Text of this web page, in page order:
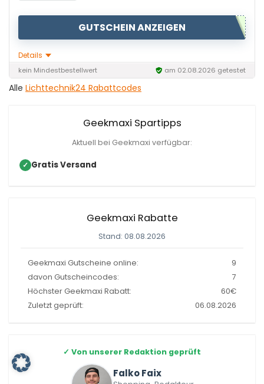
GUTSCHEIN ANZEIGEN
Details
kein Mindestbestellwert am 02.08.2026 getestet
Alle Lichttechnik24 Rabattcodes
Geekmaxi Spartipps
Aktuell bei Geekmaxi verfügbar:
✓ Gratis Versand
Geekmaxi Rabatte
Stand: 08.08.2026
Geekmaxi Gutscheine online:
9
davon Gutscheincodes:
7
Höchster Geekmaxi Rabatt:
60€
Zuletzt geprüft:
06.08.2026
✓ Von unserer Redaktion geprüft
Falko Faix